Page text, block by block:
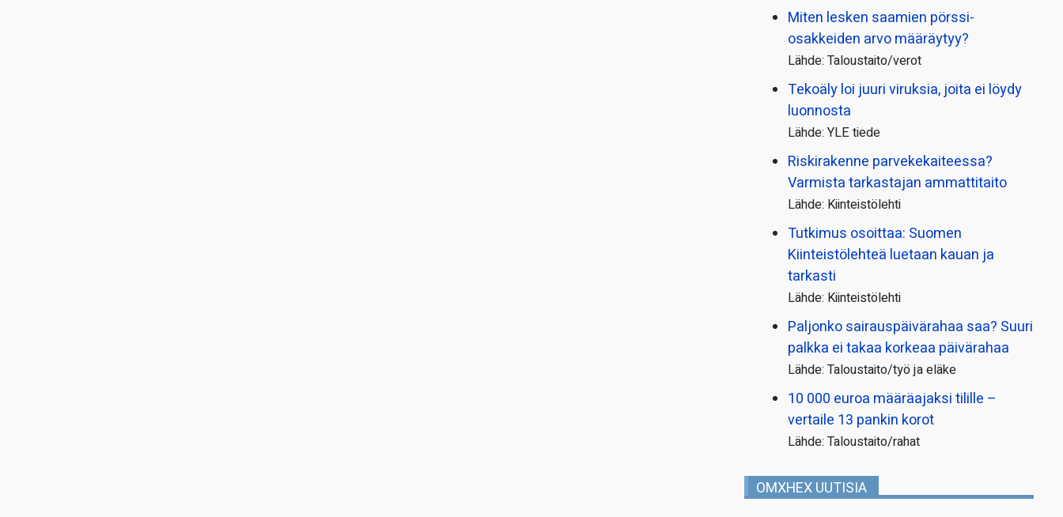
Miten lesken saamien pörssi­
osakkeiden arvo määräytyy?
Lähde: Taloustaito/verot
Tekoäly loi juuri viruksia, joita ei löydy
luonnosta
Lähde: YLE tiede
Riskirakenne parvekekaiteessa?
Varmista tarkastajan ammattitaito
Lähde: Kiinteistölehti
Tutkimus osoittaa: Suomen
Kiinteistölehteä luetaan kauan ja
tarkasti
Lähde: Kiinteistölehti
Paljonko sairauspäivä­rahaa saa? Suuri
palkka ei takaa korkeaa päivärahaa
Lähde: Taloustaito/työ ja eläke
10 000 euroa määräajaksi tilille –
vertaile 13 pankin korot
Lähde: Taloustaito/rahat
OMXHEX UUTISIA